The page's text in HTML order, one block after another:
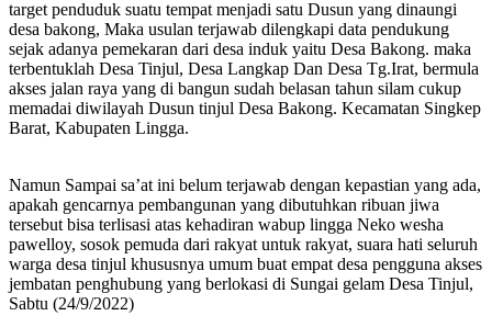
target penduduk suatu tempat menjadi satu Dusun yang dinaungi
desa bakong, Maka usulan terjawab dilengkapi data pendukung
sejak adanya pemekaran dari desa induk yaitu Desa Bakong. maka
terbentuklah Desa Tinjul, Desa Langkap Dan Desa Tg.Irat, bermula
akses jalan raya yang di bangun sudah belasan tahun silam cukup
memadai diwilayah Dusun tinjul Desa Bakong. Kecamatan Singkep
Barat, Kabupaten Lingga.
Namun Sampai sa’at ini belum terjawab dengan kepastian yang ada,
apakah gencarnya pembangunan yang dibutuhkan ribuan jiwa
tersebut bisa terlisasi atas kehadiran wabup lingga Neko wesha
pawelloy, sosok pemuda dari rakyat untuk rakyat, suara hati seluruh
warga desa tinjul khususnya umum buat empat desa pengguna akses
jembatan penghubung yang berlokasi di Sungai gelam Desa Tinjul,
Sabtu (24/9/2022)